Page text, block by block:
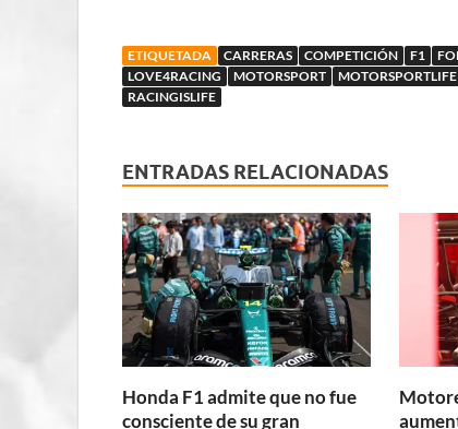
ETIQUETADA CARRERAS COMPETICIÓN F1
LOVE4RACING
MOTORSPORT MOTORSPORTLIFE
RACINGISLIFE
ENTRADAS RELACIONADAS
Honda F1 admite que no fue
consciente de su gran